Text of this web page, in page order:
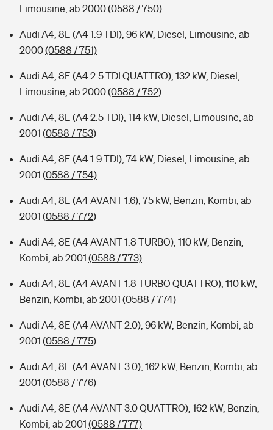
Limousine, ab 2000(0588 / 750)
Audi A4, 8E (A4 1.9 TDI), 96 kW, Diesel, Limousine, ab
2000(0588 / 751)
Audi A4, 8E (A4 2.5 TDI QUATTRO), 132 kW, Diesel,
Limousine, ab 2000(0588 / 752)
Audi A4, 8E (A4 2.5 TDI), 114 kW, Diesel, Limousine, ab
2001 (0588 / 753)
Audi A4, 8E (A4 1.9 TDI), 74 kW, Diesel, Limousine, ab
2001 (0588 / 754)
Audi A4, 8E (A4 AVANT 1.6), 75 kW, Benzin, Kombi, ab
2001 (0588 / 772)
Audi A4, 8E (A4 AVANT 1.8 TURBO), 110 kW, Benzin,
Kombi, ab 2001 (0588 / 773)
Audi A4, 8E (A4 AVANT 1.8 TURBO QUATTRO), 110 kW,
Benzin, Kombi, ab 2001 (0588 / 774)
Audi A4, 8E (A4 AVANT 2.0), 96 kW, Benzin, Kombi, ab
2001 (0588 / 775)
Audi A4, 8E (A4 AVANT 3.0), 162 kW, Benzin, Kombi, ab
2001 (0588 / 776)
Audi A4, 8E (A4 AVANT 3.0 QUATTRO), 162 kW, Benzin,
Kombi, ab 2001 (0588 / 777)